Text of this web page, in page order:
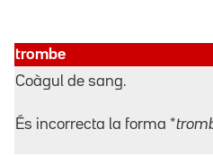
trombe
Coàgul de sang.
És incorrecta la forma *